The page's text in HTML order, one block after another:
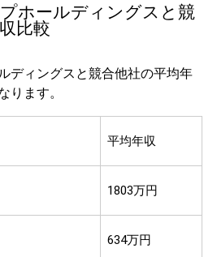
ホールディングスと競
比較
ディングスと競合他社の平均年
ります。
平均年収
1803万円
634万円